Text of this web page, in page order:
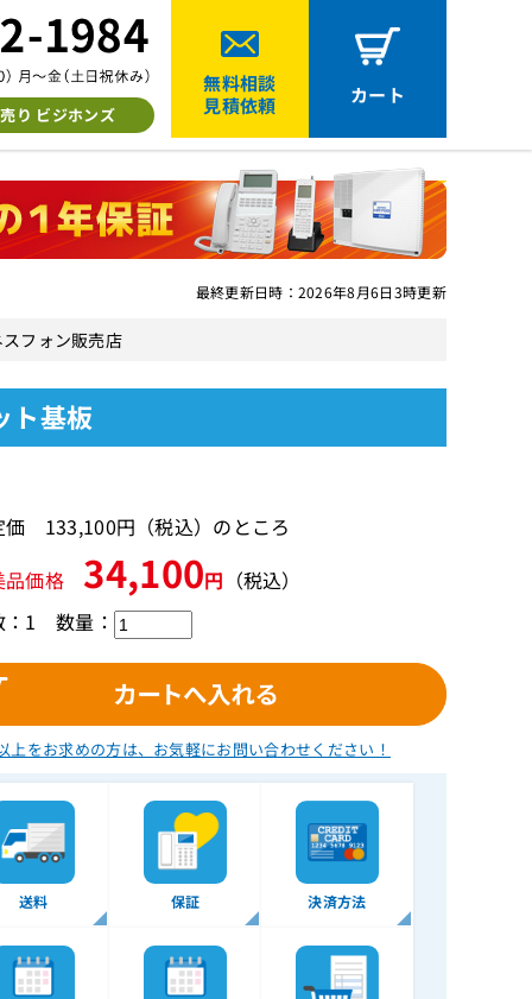
り ビジホンズ
無料相談
見積依頼
カート
最終更新日時：2026年8月6日3時更新
フォン販売店
ト基板
価 133,100円（税込）のところ
品価格 34,100円 （税込）
1 数量：
上をお求めの方は、 お気軽にお問い合わせください！
送料 保証 決済方法